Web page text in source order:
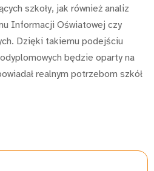
szkoły, jak również analiz
Informacji Oświatowej czy
Dzięki takiemu podejściu
będzie oparty na
realnym potrzebom szkół